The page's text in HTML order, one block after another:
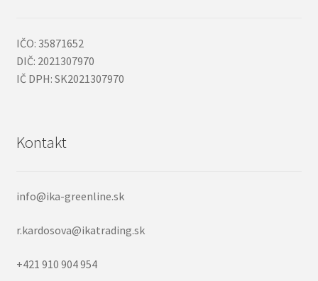
IČO: 35871652
DIČ: 2021307970
IČ DPH: SK2021307970
Kontakt
info@ika-greenline.sk
r.kardosova@ikatrading.sk
+421 910 904 954